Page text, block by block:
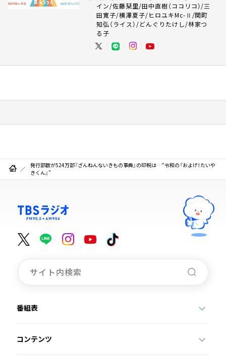
イン/佐藤栞里/田中直樹（ココリコ）/三
田寛子/横澤夏子/ヒロユキMc-Ⅱ/関町
知弘（ライス）/どんぐりたけし/林家つ
る子
発行部数が524万部『ざんねんないきもの事典』の印税は…“令和の『およげ！たいや
きくん』”
番組表
コンテンツ